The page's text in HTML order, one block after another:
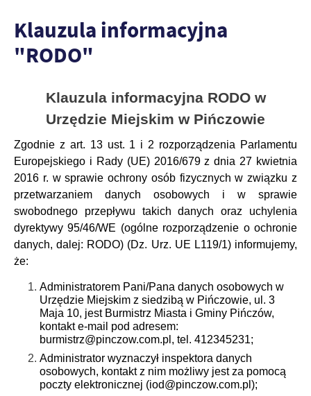
Klauzula informacyjna
"RODO"
Klauzula informacyjna RODO w
Urzędzie Miejskim w Pińczowie
Zgodnie z art. 13 ust. 1 i 2 rozporządzenia Parlamentu
Europejskiego i Rady (UE) 2016/679 z dnia 27 kwietnia
2016 r. w sprawie ochrony osób fizycznych w związku z
przetwarzaniem danych osobowych i w sprawie
swobodnego przepływu takich danych oraz uchylenia
dyrektywy 95/46/WE (ogólne rozporządzenie o ochronie
danych, dalej: RODO) (Dz. Urz. UE L119/1) informujemy,
że:
Administratorem Pani/Pana danych osobowych w
Urzędzie Miejskim z siedzibą w Pińczowie, ul. 3
Maja 10, jest Burmistrz Miasta i Gminy Pińczów,
kontakt e-mail pod adresem:
burmistrz@pinczow.com.pl, tel. 412345231;
Administrator wyznaczył inspektora danych
osobowych, kontakt z nim możliwy jest za pomocą
poczty elektronicznej (iod@pinczow.com.pl);
treści.
Dzięki tym plikom cookies możemy zapewnić Ci większy komfort
korzystania z funkcjonalności naszej strony poprzez dopasowanie
funkcjonalne i personalizacyjne pliki cookies gwarantuje
dostępność większej ilości funkcji na stronie.
Więcej
Analityczne
Analityczne pliki cookies pomagają nam rozwijać się i
Cookies analityczne pozwalają na uzyskanie informacji w zakresie
wykorzystywania witryny internetowej, miejsca oraz częstotliwości,
z jaką odwiedzane są nasze serwisy www. Dane pozwalają nam na
ocenę naszych serwisów internetowych pod względem ich
popularności wśród użytkowników. Zgromadzone informacje są
przetwarzane w formie zanonimizowanej. Wyrażenie zgody na
analityczne pliki cookies gwarantuje dostępność wszystkich
funkcjonalności.
Więcej
Reklamowe
Dzięki reklamowym plikom cookies prezentujemy Ci najciekawsze
informacje i aktualności na stronach naszych partnerów.
Promocyjne pliki cookies służą do prezentowania Ci naszych
komunikatów na podstawie analizy Twoich upodobań oraz Twoich
zwyczajów dotyczących przeglądanej witryny internetowej. Treści
promocyjne mogą pojawić się na stronach podmiotów trzecich lub
firm będących naszymi partnerami oraz innych dostawców usług.
Firmy te działają w charakterze pośredników prezentujących nasze
treści w postaci wiadomości, ofert, komunikatów mediów
społecznościowych.
Więcej